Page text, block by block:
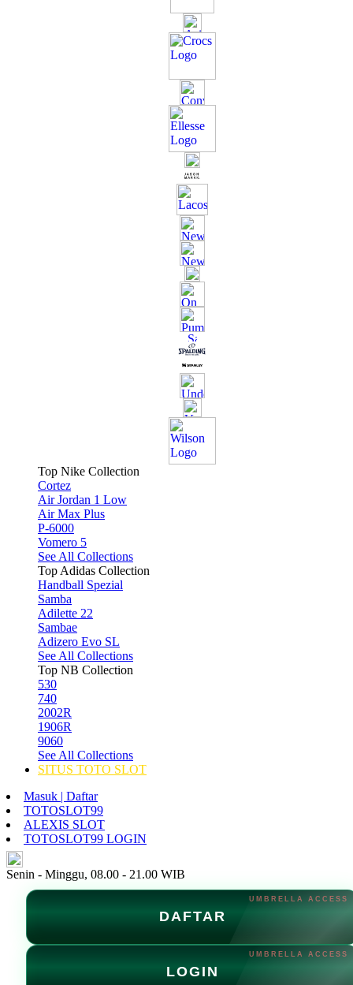
Top Nike Collection
Cortez
Air Jordan 1 Low
Air Max Plus
P-6000
Vomero 5
See All Collections
Top Adidas Collection
Handball Spezial
Samba
Adilette 22
Sambae
Adizero Evo SL
See All Collections
Top NB Collection
530
740
2002R
1906R
9060
See All Collections
SITUS TOTO SLOT
Masuk | Daftar
TOTOSLOT99
ALEXIS SLOT
TOTOSLOT99 LOGIN
Senin - Minggu, 08.00 - 21.00 WIB
DAFTAR
LOGIN